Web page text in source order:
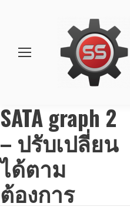
SATA graph 2
– ปรับเปลี่ยน
ได้ตาม
ต้องการ